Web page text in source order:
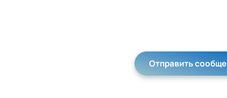
Оставьте это поле пустым.